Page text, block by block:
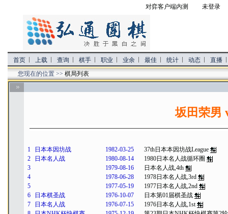
对弈客户端内测 未登录
首页 上载 查询 棋手 职业 业余 最佳 统计 动态
直播
您现在的位置 >> 棋局列表
坂田荣男
1 日本本因坊战 1982-03-25
37th日本本因坊战League
2
日本名人战 1980-08-14
1980日本名人战循环圈
3
1979-08-16
日本名人战,4th
4
1978-06-28
1978日本名人战,3rd
5
1977-05-19
1977日本名人战,2nd
6
日本棋圣战 1976-10-07
日本第01届棋圣战
7
日本名人战 1976-07-15
1976日本名人战,1st